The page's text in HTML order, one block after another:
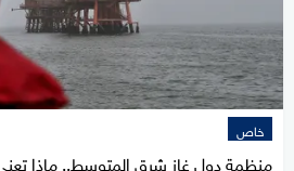
خاص
منظمة دول غاز شرق المتوسط.. ماذا